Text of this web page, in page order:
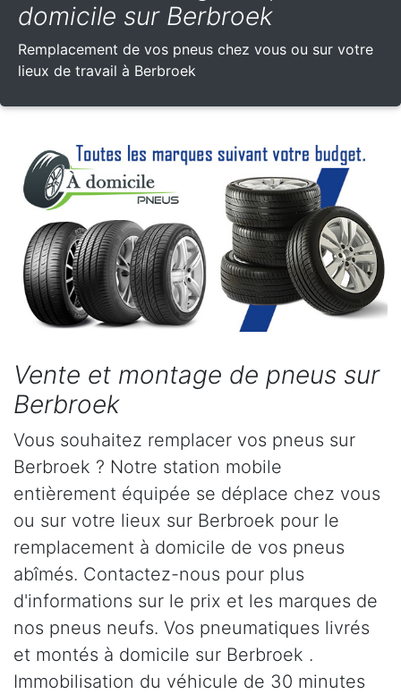
domicile sur Berbroek
Remplacement de vos pneus chez vous ou sur votre
lieux de travail à Berbroek
Vente et montage de pneus sur
Berbroek
Vous souhaitez remplacer vos pneus sur
Berbroek ? Notre station mobile
entièrement équipée se déplace chez vous
ou sur votre lieux sur Berbroek pour le
remplacement à domicile de vos pneus
abîmés. Contactez-nous pour plus
d'informations sur le prix et les marques de
nos pneus neufs. Vos pneumatiques livrés
et montés à domicile sur Berbroek .
Immobilisation du véhicule de 30 minutes